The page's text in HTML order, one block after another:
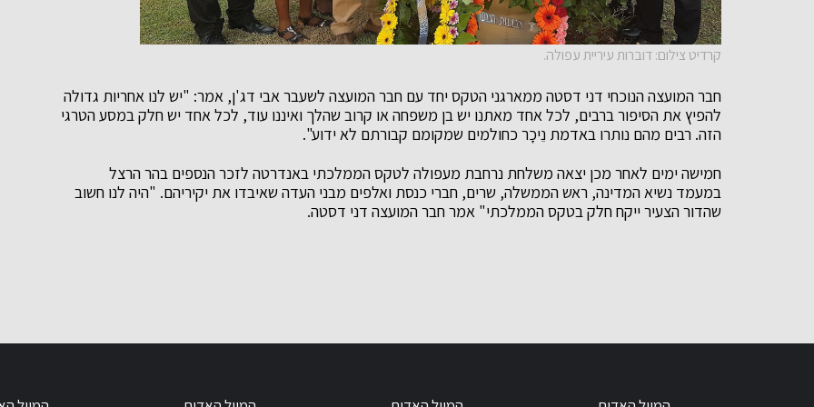
קרדיט צילום: דוברות עיריית עפולה.
חבר המועצה הנוכחי דני דסטה ממארגני הטקס יחד עם חבר המועצה לשעבר אבי דג'ן, אמר: "יש לנו אחריות גדולה
להפיץ את הסיפור ברבים, לכל אחד מאתנו יש בן משפחה או קרוב שהלך ואיננו עוד, לכל אחד יש חלק במסע הטרגי
הזה. רבים מהם נותרו באדמת נֵיכָר כחולמים שמקומם קבורתם לא ידוע".
חמישה ימים לאחר מכן יצאה משלחת נרחבת מעפולה לטקס הממלכתי באנדרטה לזכר הנספים בהר הרצל
במעמד נשיא המדינה, ראש הממשלה, שרים, חברי כנסת ואלפים מבני העדה שאיבדו את יקיריהם. "היה לנו חשוב
שהדור הצעיר ייקח חלק בטקס הממלכתי" אמר חבר המועצה דני דסטה.